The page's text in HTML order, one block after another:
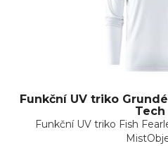
Funkční UV triko
Tech
Funkční UV triko Fish